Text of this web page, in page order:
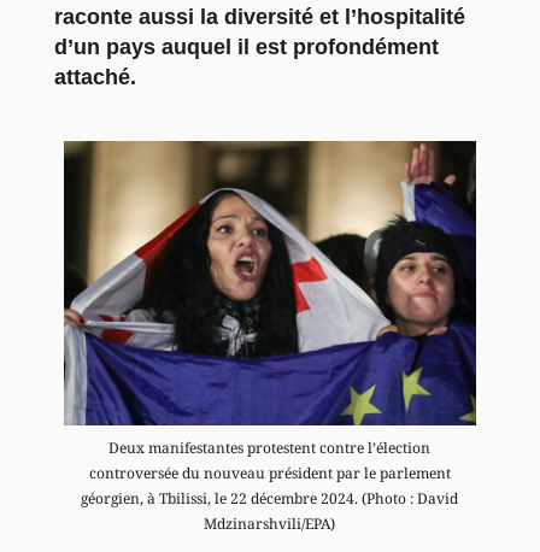
raconte aussi la diversité et l’hospitalité
d’un pays auquel il est profondément
attaché.
Deux manifestantes protestent contre l’élection
controversée du nouveau président par le parlement
géorgien, à Tbilissi, le 22 décembre 2024. (Photo : David
Mdzinarshvili/EPA)